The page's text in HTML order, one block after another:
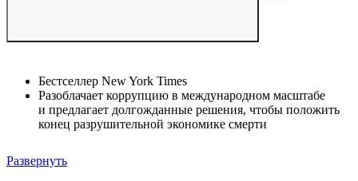
Бестселлер New York Times
Разоблачает коррупцию в международном масштабе
и предлагает долгожданные решения, чтобы положить
конец разрушительной экономике смерти
Развернуть